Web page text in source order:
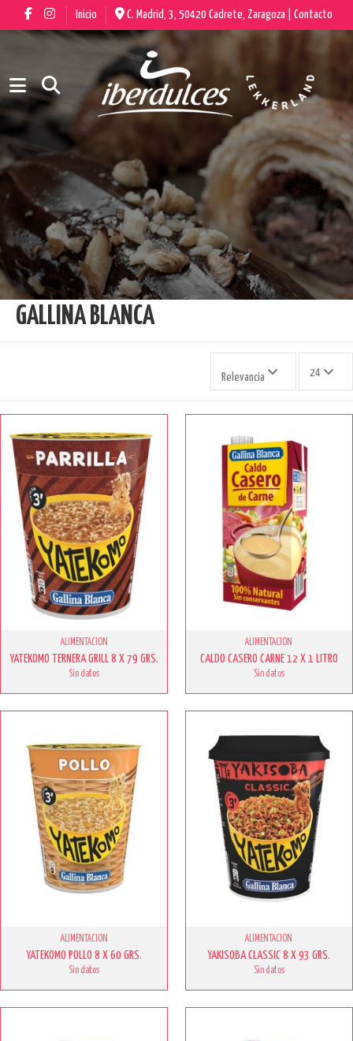
Inicio C. Madrid, 3, 50420 Cadrete, Zaragoza | Contacto
GALLINA BLANCA
Relevancia 24
ALIMENTACION
YATEKOMO TERNERA GRILL 8 X 79 GRS.
Sin datos
ALIMENTACION
CALDO CASERO CARNE 12 X 1 LITRO
Sin datos
ALIMENTACION
YATEKOMO POLLO 8 X 60 GRS.
Sin datos
ALIMENTACION
YAKISOBA CLASSIC 8 X 93 GRS.
Sin datos